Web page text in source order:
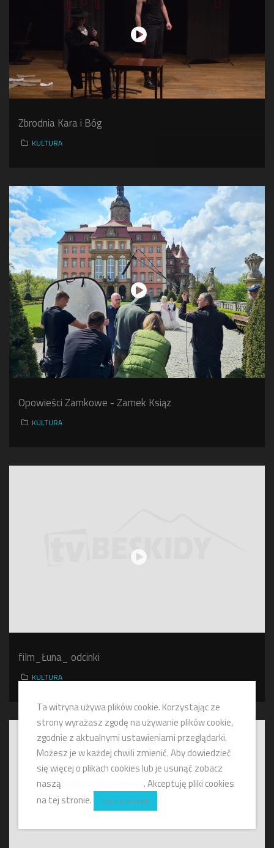
Zbrodnia Kara i Bóg
KULTURA
Opowieści Zamkowe - Zamek Ksiąz
KULTURA
film_Łuna_ odcinki
KULTURA
Ta witryna używa plików cookie. Korzystając ze
strony wyrażasz zgodę na używanie plików cookie,
zgodnie z aktualnymi ustawieniami przeglądarki.
Możesz je w każdej chwili zmienić. Aby dowiedzieć
się więcej o plikach cookies lub je usunąć zobacz
naszą
. Akceptuję pliki cookies
na tej stronie.
cookie accept.